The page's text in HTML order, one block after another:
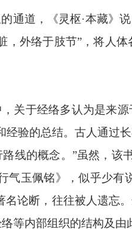
通道，《灵枢·本藏》
，外络于肢节”，将人
关于经络多认为是来
经验的总结。古人通过
线的概念。”虽然，该
气玉佩铭》，似乎少
名论断，往往被人遗忘
等内部组织的结构及